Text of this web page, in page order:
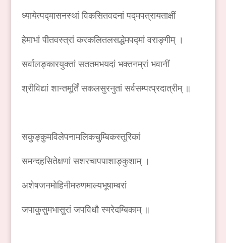
ध्यायेत्पद्मासनस्थां विकसितवदनां पद्मपत्रायताक्षीं
हेमाभां पीतवस्त्रां करकलितलसद्धेमपद्मां वराङ्गीम् ।
सर्वालङ्कारयुक्तां सततमभयदां भक्तनम्रां भवानीं
श्रीविद्यां शान्तमूर्तिं सकलसुरनुतां सर्वसम्पत्प्रदात्रीम् ॥
सकुङ्कुमविलेपनामलिकचुम्बिकस्तूरिकां
समन्दहसितेक्षणां सशरचापपाशाङ्कुशाम् ।
अशेषजनमोहिनीमरुणमाल्यभूषाम्बरां
जपाकुसुमभासुरां जपविधौ स्मरेदम्बिकाम् ॥